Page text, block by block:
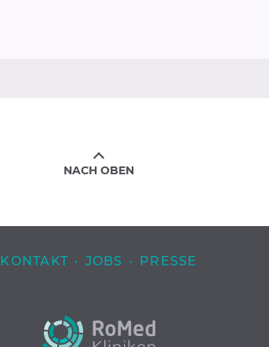
NACH OBEN
KONTAKT · JOBS · PRESSE